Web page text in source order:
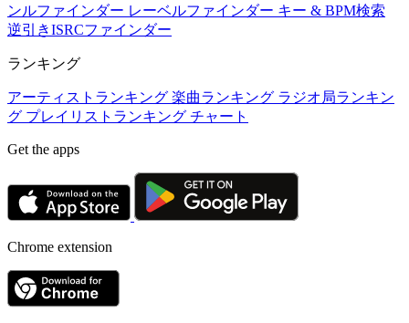
ンルファインダー レーベルファインダー キー & BPM検索
逆引きISRCファインダー
ランキング
アーティストランキング 楽曲ランキング ラジオ局ランキン
グ プレイリストランキング チャート
Get the apps
Chrome extension